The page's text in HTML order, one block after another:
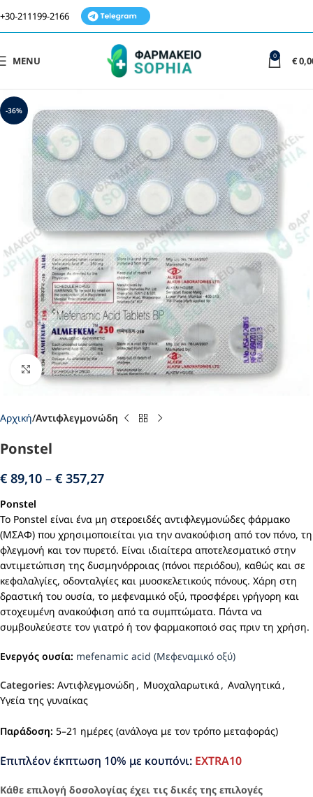
+30-211199-2166
MENU 0 €
-36%
Click to enlarge
Αρχική Αντιφλεγμονώδη
Ponstel
€ 89,10 – € 357,27
Ponstel
Το Ponstel είναι ένα μη στεροειδές αντιφλεγμονώδες φάρμακο
(ΜΣΑΦ) που χρησιμοποιείται για την ανακούφιση από τον πόνο, τη
φλεγμονή και τον πυρετό. Είναι ιδιαίτερα αποτελεσματικό στην
αντιμετώπιση της δυσμηνόρροιας (πόνοι περιόδου), καθώς και σε
κεφαλαλγίες, οδονταλγίες και μυοσκελετικούς πόνους. Χάρη στη
δραστική του ουσία, το μεφεναμικό οξύ, προσφέρει γρήγορη και
στοχευμένη ανακούφιση από τα συμπτώματα. Πάντα να
συμβουλεύεστε τον γιατρό ή τον φαρμακοποιό σας πριν τη χρήση.
Ενεργός ουσία: mefenamic acid (Μεφεναμικό οξύ)
Categories: Αντιφλεγμονώδη , Μυοχαλαρωτικά, Αναλγητικά,
Υγεία της γυναίκας
Παράδοση: 5–21 ημέρες (ανάλογα με τον τρόπο μεταφοράς)
Επιπλέον έκπτωση 10% με κουπόνι: EXTRA10
Κάθε επιλογή δοσολογίας έχει τις δικές της επιλογές